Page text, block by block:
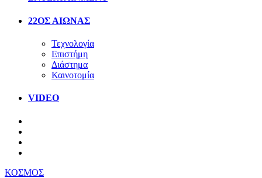
22ΟΣ ΑΙΩΝΑΣ
Τεχνολογία
Επιστήμη
Διάστημα
Καινοτομία
VIDEO
ΚΟΣΜΟΣ